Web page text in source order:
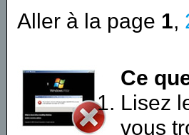
Aller à la page 1,
Ce
Lisez
vous